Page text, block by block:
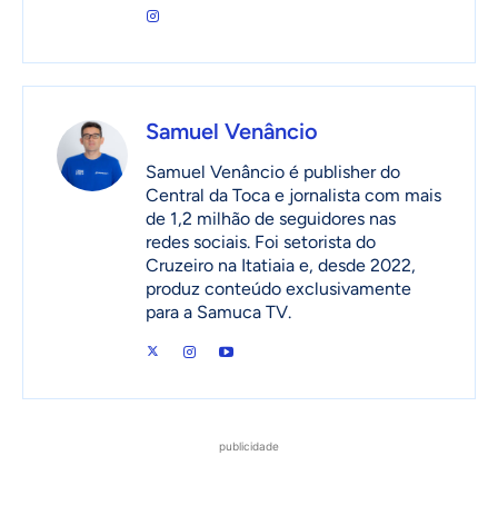
Samuel Venâncio
Samuel Venâncio é publisher do
Central da Toca e jornalista com mais
de 1,2 milhão de seguidores nas
redes sociais. Foi setorista do
Cruzeiro na Itatiaia e, desde 2022,
produz conteúdo exclusivamente
para a Samuca TV.
publicidade